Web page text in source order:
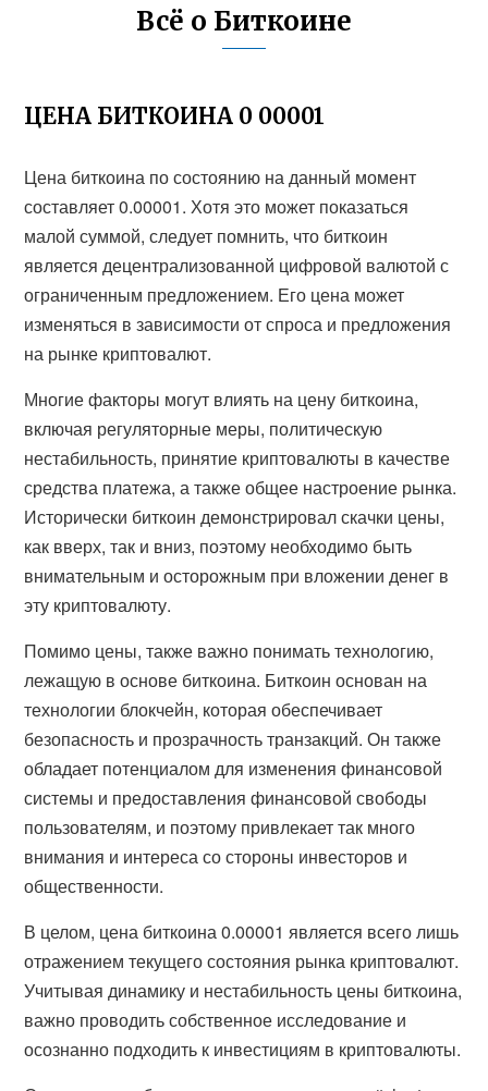
Всё о Биткоине
ЦЕНА БИТКОИНА 0 00001
Цена биткоина по состоянию на данный момент
составляет 0.00001. Хотя это может показаться
малой суммой, следует помнить, что биткоин
является децентрализованной цифровой валютой с
ограниченным предложением. Его цена может
изменяться в зависимости от спроса и предложения
на рынке криптовалют.
Многие факторы могут влиять на цену биткоина,
включая регуляторные меры, политическую
нестабильность, принятие криптовалюты в качестве
средства платежа, а также общее настроение рынка.
Исторически биткоин демонстрировал скачки цены,
как вверх, так и вниз, поэтому необходимо быть
внимательным и осторожным при вложении денег в
эту криптовалюту.
Помимо цены, также важно понимать технологию,
лежащую в основе биткоина. Биткоин основан на
технологии блокчейн, которая обеспечивает
безопасность и прозрачность транзакций. Он также
обладает потенциалом для изменения финансовой
системы и предоставления финансовой свободы
пользователям, и поэтому привлекает так много
внимания и интереса со стороны инвесторов и
общественности.
В целом, цена биткоина 0.00001 является всего лишь
отражением текущего состояния рынка криптовалют.
Учитывая динамику и нестабильность цены биткоина,
важно проводить собственное исследование и
осознанно подходить к инвестициям в криптовалюты.